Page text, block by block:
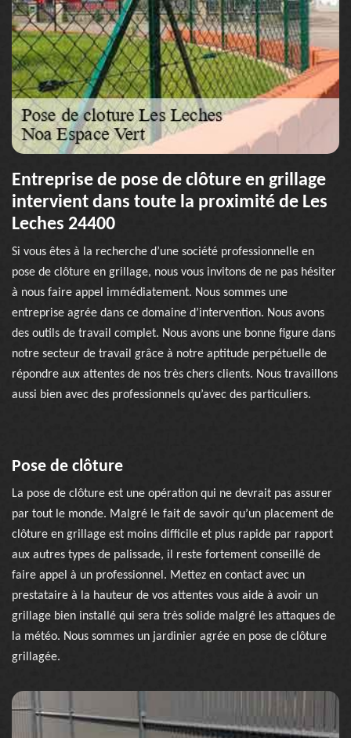
Entreprise de pose de clôture en grillage
intervient dans toute la proximité de Les
Leches 24400
Si vous êtes à la recherche d’une société professionnelle en
pose de clôture en grillage, nous vous invitons de ne pas hésiter
à nous faire appel immédiatement. Nous sommes une
entreprise agrée dans ce domaine d’intervention. Nous avons
des outils de travail complet. Nous avons une bonne figure dans
notre secteur de travail grâce à notre aptitude perpétuelle de
répondre aux attentes de nos très chers clients. Nous travaillons
aussi bien avec des professionnels qu’avec des particuliers.
Pose de clôture
La pose de clôture est une opération qui ne devrait pas assurer
par tout le monde. Malgré le fait de savoir qu’un placement de
clôture en grillage est moins difficile et plus rapide par rapport
aux autres types de palissade, il reste fortement conseillé de
faire appel à un professionnel. Mettez en contact avec un
prestataire à la hauteur de vos attentes vous aide à avoir un
grillage bien installé qui sera très solide malgré les attaques de
la météo. Nous sommes un jardinier agrée en pose de clôture
grillagée.